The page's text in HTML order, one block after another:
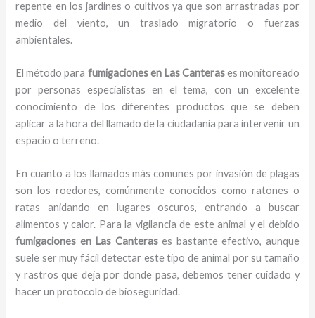
repente en los jardines o cultivos ya que son arrastradas por
medio del viento, un traslado migratorio o fuerzas
ambientales.
El método para fumigacionesen Las Canterases monitoreado
por personas especialistas en el tema, con un excelente
conocimiento de los diferentes productos que se deben
aplicar a la hora del llamado de la ciudadanía para intervenir un
espacio o terreno.
En cuanto a los llamados más comunes por invasión de plagas
son los roedores, comúnmente conocidos como ratones o
ratas anidando en lugares oscuros, entrando a buscar
alimentos y calor. Para la vigilancia de este animal y el debido
fumigaciones en Las Canterases bastante efectivo, aunque
suele ser muy fácil detectar este tipo de animal por su tamaño
y rastros que deja por donde pasa, debemos tener cuidado y
hacer un protocolo de bioseguridad.